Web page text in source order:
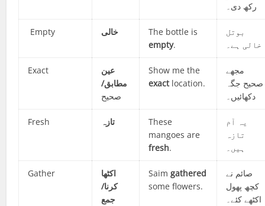
رکھ دی۔
Empty خالی
The bottle is
empty.
بوتل
خالی ہے۔
Exact
عین
مطابق/
صحیح
Show me the
exactlocation.
مجھے
صحیح جگہ
دکھائیں۔
Fresh تازہ
These
mangoes are
fresh.
یہ آم
تازہ
ہیں۔
Gather
اکٹھا
کرنا/
جمع
Saimgathered
some flowers.
صائم نے
کچھ پھول
اکٹھے کئے۔